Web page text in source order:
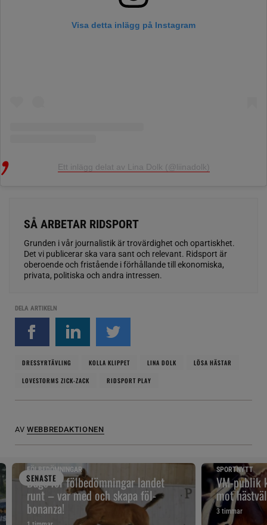
Visa detta inlägg på Instagram
Ett inlägg delat av Lina Dolk (@liinadolk)
SÅ ARBETAR RIDSPORT
Grunden i vår journalistik är trovärdighet och opartiskhet.
Det vi publicerar ska vara sant och relevant. Ridsport är
oberoende och fristående i förhållande till ekonomiska,
privata, politiska och andra intressen.
DELA ARTIKELN
DRESSYRTÄVLING KOLLA KLIPPET LINA DOLK
LÖSA HÄSTAR
LOVESTORMS ZICK-ZACK
RIDSPORT PLAY
AV WEBBREDAKTIONEN
SENASTE
FÖLBEDÖMNINGAR
Dags för fölbedömningar landet
runt – var med och skapa föl-
bonanza!
SPORTNYTT
VM-publik
mot
3 timmar